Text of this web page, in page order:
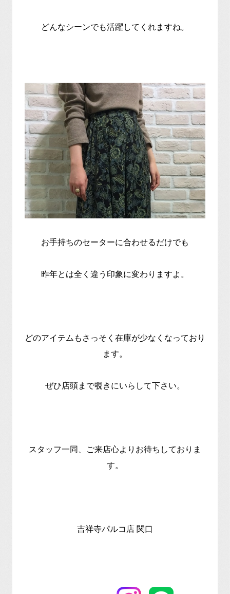
どんなシーンでも活躍してくれますね。
お手持ちのセーターに合わせるだけでも
昨年とは全く違う印象に変わりますよ。
どのアイテムもさっそく在庫が少なくなっており
ます。
ぜひ店頭まで覗きにいらして下さい。
スタッフ一同、ご来店心よりお待ちしておりま
す。
吉祥寺パルコ店 関口